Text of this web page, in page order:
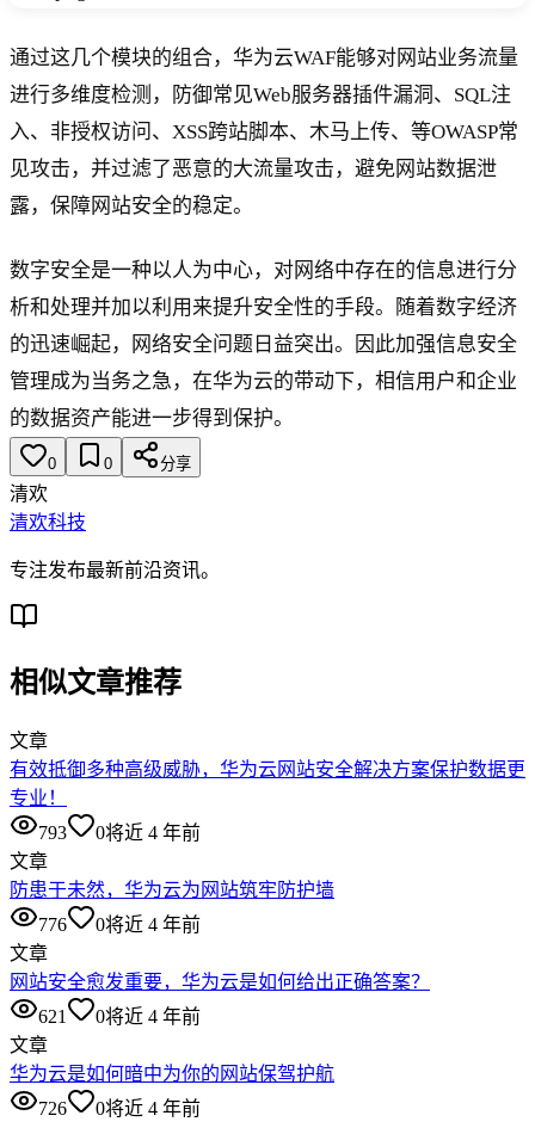
通过这几个模块的组合，华为云WAF能够对网站业务流量
进行多维度检测，防御常见Web服务器插件漏洞、SQL注
入、非授权访问、XSS跨站脚本、木马上传、等OWASP常
见攻击，并过滤了恶意的大流量攻击，避免网站数据泄
露，保障网站安全的稳定。
数字安全是一种以人为中心，对网络中存在的信息进行分
析和处理并加以利用来提升安全性的手段。随着数字经济
的迅速崛起，网络安全问题日益突出。因此加强信息安全
管理成为当务之急，在华为云的带动下，相信用户和企业
的数据资产能进一步得到保护。
0 0 分享
清欢
清欢科技
专注发布最新前沿资讯。
相似文章推荐
文章
有效抵御多种高级威胁，华为云网站安全解决方案保护数据更
专业！
793
0将近 4 年前
文章
防患于未然，华为云为网站筑牢防护墙
776
0将近 4 年前
文章
网站安全愈发重要，华为云是如何给出正确答案？
621
0将近 4 年前
文章
华为云是如何暗中为你的网站保驾护航
726
0将近 4 年前